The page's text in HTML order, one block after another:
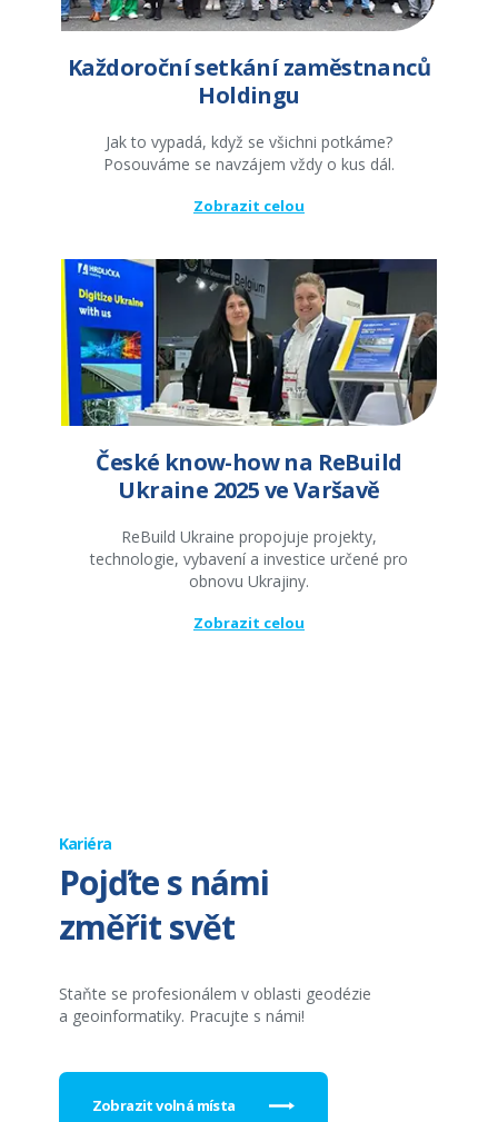
Každoroční setkání zaměstnanců
Holdingu
Jak to vypadá, když se všichni potkáme?
Posouváme se navzájem vždy o kus dál.
Zobrazit celou
České know-how na ReBuild
Ukraine 2025 ve Varšavě
ReBuild Ukraine propojuje projekty,
technologie, vybavení a investice určené pro
obnovu Ukrajiny.
Zobrazit celou
Kariéra
Pojďte s námi
změřit svět
Staňte se profesionálem v oblasti geodézie
a geoinformatiky. Pracujte s námi!
Zobrazit volná místa